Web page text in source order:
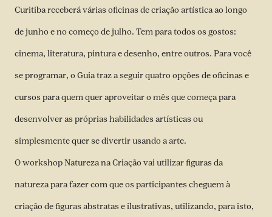
Curitiba receberá várias oficinas de criação artística ao longo
de junho e no começo de julho. Tem para todos os gostos:
cinema, literatura, pintura e desenho, entre outros. Para você
se programar, o Guia traz a seguir quatro opções de oficinas e
cursos para quem quer aproveitar o mês que começa para
desenvolver as próprias habilidades artísticas ou
simplesmente quer se divertir usando a arte.
O workshop Natureza na Criação vai utilizar figuras da
natureza para fazer com que os participantes cheguem à
criação de figuras abstratas e ilustrativas, utilizando, para isto,